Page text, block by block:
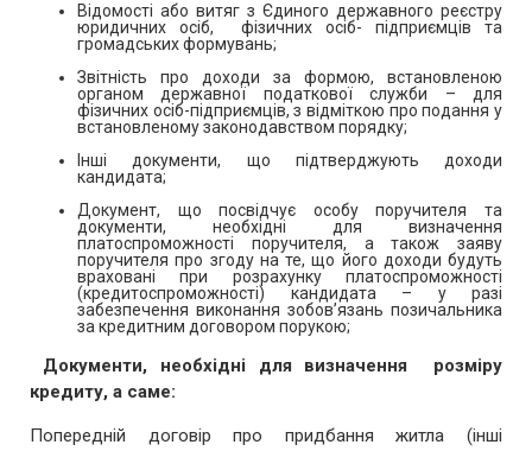
Відомості або витяг з Єдиного державного реєстру
юридичних осіб, фізичних осіб- підприємців та
громадських формувань;
Звітність про доходи за формою, встановленою
органом державної податкової служби – для
фізичних осіб-підприємців, з відміткою про подання у
встановленому законодавством порядку;
Інші документи, що підтверджують доходи
кандидата;
Документ, що посвідчує особу поручителя та
документи, необхідні для визначення
платоспроможності поручителя, а також заяву
поручителя про згоду на те, що його доходи будуть
враховані при розрахунку платоспроможності
(кредитоспроможності) кандидата – у разі
забезпечення виконання зобов’язань позичальника
за кредитним договором порукою;
Документи, необхідні для визначення розміру
кредиту, а саме:
Попередній договір про придбання житла (інші